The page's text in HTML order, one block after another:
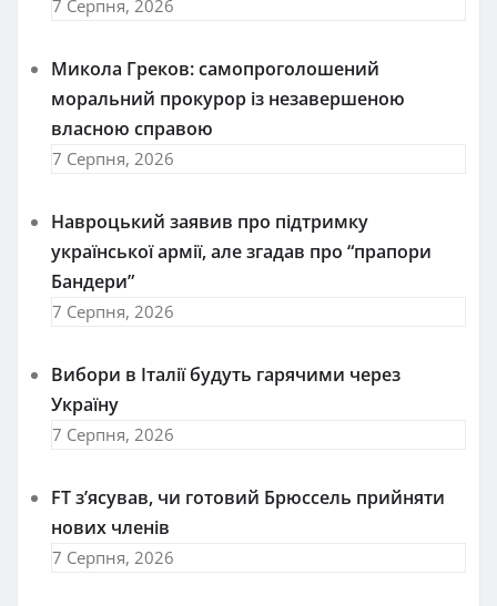
7 Серпня, 2026
Микола Греков: самопроголошений
моральний прокурор із незавершеною
власною справою
7 Серпня, 2026
Навроцький заявив про підтримку
української армії, але згадав про “прапори
Бандери”
7 Серпня, 2026
Вибори в Італії будуть гарячими через
Україну
7 Серпня, 2026
FT зʼясував, чи готовий Брюссель прийняти
нових членів
7 Серпня, 2026